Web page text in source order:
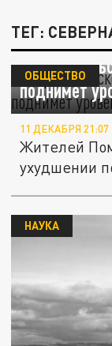
ТЕГ:
В
поднимет
ОБЩЕСТВО
11 ДЕКАБРЯ 21:07
Жителей
ухудшении
НАУКА